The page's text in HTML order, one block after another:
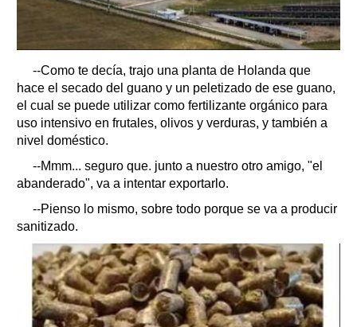
--Como te decía, trajo una planta de Holanda que
hace el secado del guano y un peletizado de ese guano,
el cual se puede utilizar como fertilizante orgánico para
uso intensivo en frutales, olivos y verduras, y también a
nivel doméstico.
--Mmm... seguro que. junto a nuestro otro amigo, "el
abanderado", va a intentar exportarlo.
--Pienso lo mismo, sobre todo porque se va a producir
sanitizado.